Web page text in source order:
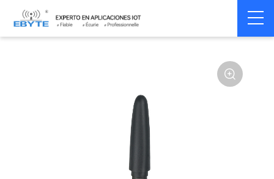
Home > Accessoires > Antenna
